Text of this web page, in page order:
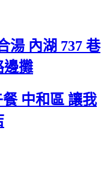
湯 內湖 737 巷
邊攤
中和區 讓我